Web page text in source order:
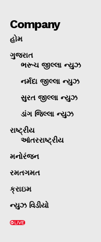
Company
હોમ
ગુજરાત
ભરૂચ જીલ્લા ન્યુઝ
નર્મદા જીલ્લા ન્યુઝ
સુરત જીલ્લા ન્યુઝ
ડાંગ જિલ્લા ન્યુઝ
રાષ્ટ્રીય
આંતરરાષ્ટ્રીય
મનોરંજન
રમતગમત
ક્રાઇમ
ન્યુઝ વિડીયો